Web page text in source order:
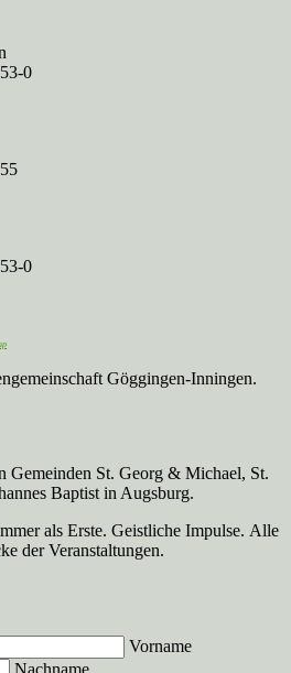
0
0
Göggingen-Inningen.
Gemeinden St. Georg & Michael, St.
Baptist in Augsburg.
als Erste. Geistliche Impulse. Alle
der Veranstaltungen.
Vorname
Nachname